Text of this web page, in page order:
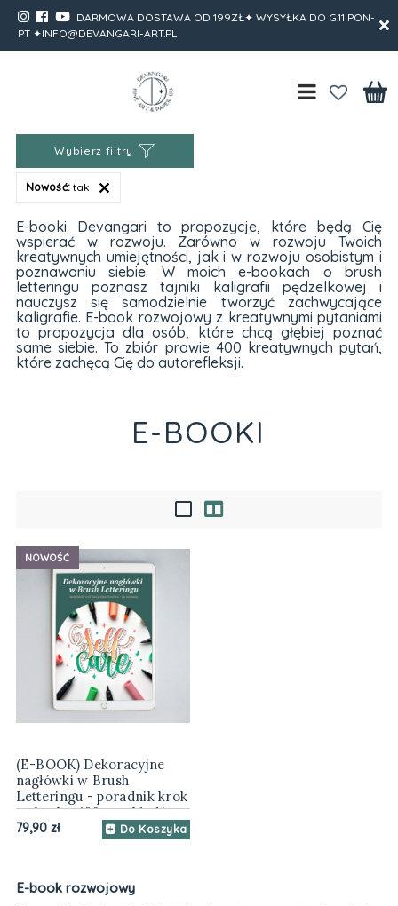
DARMOWA DOSTAWA OD 199ZŁ✦ WYSYŁKA DO G.11 PON-
PT ✦INFO@DEVANGARI-ART.PL
Wybierz filtry
Nowość: tak
E-booki Devangari to propozycje, które będą Cię
wspierać w rozwoju. Zarówno w rozwoju Twoich
kreatywnych umiejętności, jak i w rozwoju osobistym i
poznawaniu siebie. W moich e-bookach o brush
letteringu poznasz tajniki kaligrafii pędzelkowej i
nauczysz się samodzielnie tworzyć zachwycające
kaligrafie. E-book rozwojowy z kreatywnymi pytaniami
to propozycja dla osób, które chcą głębiej poznać
same siebie. To zbiór prawie 400 kreatywnych pytań,
które zachęcą Cię do autorefleksji.
E-BOOKI
(E-BOOK) Dekoracyjne
nagłówki w Brush
Letteringu - poradnik krok
po kroku, 160 przykładów
79,90 zł Do Koszyka
NOWOŚĆ
E-book rozwojowy